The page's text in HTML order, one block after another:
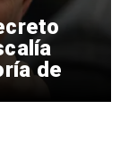
de